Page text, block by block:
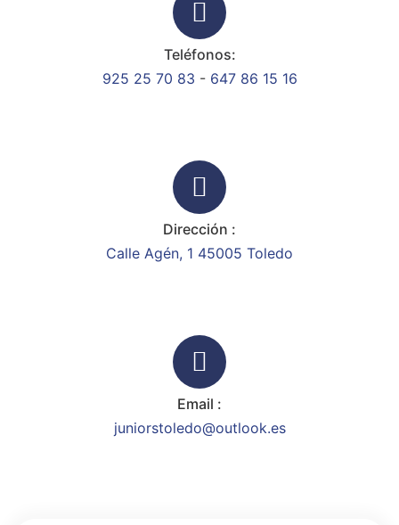
Teléfonos:
925 25 70 83 - 647 86 15 16
Dirección :
Calle Agén, 1 45005 Toledo
Email :
juniorstoledo@outlook.es